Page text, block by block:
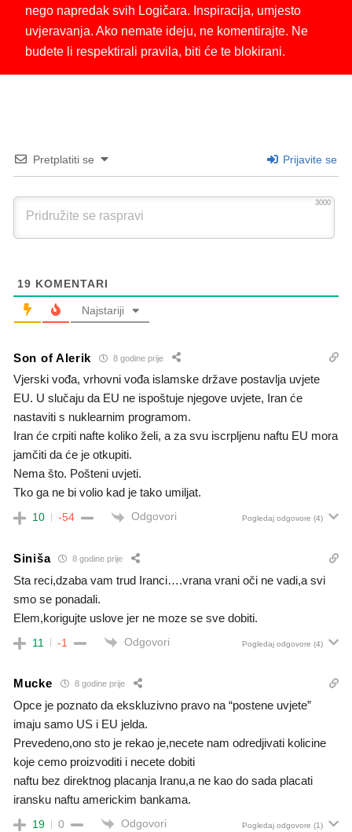
nego napredak svih Logičara. Inspiracija, umjesto
uvjeravanja. Ako nemate ideju, ne komentirajte. Ne
budete li respektirali pravila, biti će te blokirani.
Pretplatiti se Prijavite se
3000
19 KOMENTARI
Najstariji
Son of Alerik 8 godine prije
Vjerski vođa, vrhovni vođa islamske države postavlja uvjete
EU. U slučaju da EU ne ispoštuje njegove uvjete, Iran će
nastaviti s nuklearnim programom.
Iran će crpiti nafte koliko želi, a za svu iscrpljenu naftu EU mora
jamčiti da će je otkupiti.
Nema što. Pošteni uvjeti.
Tko ga ne bi volio kad je tako umiljat.
10 -54 Odgovori Pogledaj odgovore (4)
Siniša 8 godine prije
Sta reci,dzaba vam trud Iranci….vrana vrani oči ne vadi,a svi
smo se ponadali.
Elem,korigujte uslove jer ne moze se sve dobiti.
11 -1 Odgovori Pogledaj odgovore (4)
Mucke 8 godine prije
Opce je poznato da ekskluzivno pravo na “postene uvjete”
imaju samo US i EU jelda.
Prevedeno,ono sto je rekao je,necete nam odredjivati kolicine
koje cemo proizvoditi i necete dobiti
naftu bez direktnog placanja Iranu,a ne kao do sada placati
iransku naftu americkim bankama.
19 0 Odgovori Pogledaj odgovore (1)